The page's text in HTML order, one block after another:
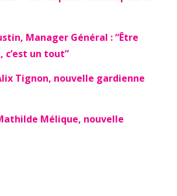
Manager Général : “Être
c’est un tout”
Tignon, nouvelle gardienne
Mélique, nouvelle